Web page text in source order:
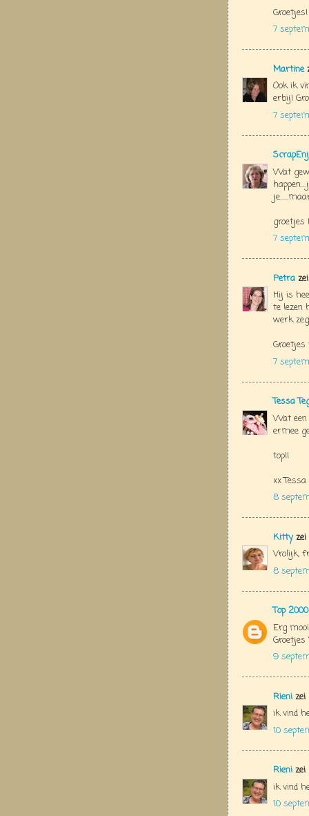
Groetjes!
7
Martine
Ook ik
erbij!
7
Wat
groetjes
7
Petra zei
Hij is
te lezen
werk
7
Tessa
Wat een
ermee
top!!
xx Tessa
8
Kittyzei
Vrolijk,
8
Top
Erg
Groetjes
9
Rieni zei
ik vind
10
Rieni zei
ik vind
10